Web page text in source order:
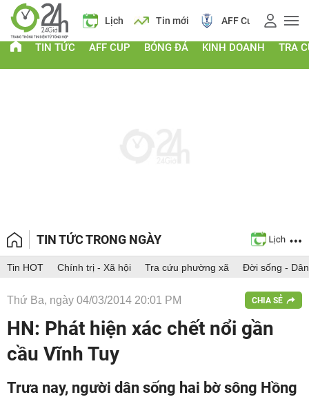
vàng Lịch Tin mới AFF Cup Điểm chuẩn 2026
TIN TỨC AFF CUP BÓNG ĐÁ KINH DOANH TRA
TIN TỨC TRONG NGÀY
Tin HOT Chính trị - Xã hội Tra cứu phường xã Đời sống -
Thứ Ba, ngày 04/03/2014 20:01 PM CHIA SẺ
HN: Phát hiện xác chết nổi gần
cầu Vĩnh Tuy
Trưa nay, người dân sống hai bờ sông Hồng